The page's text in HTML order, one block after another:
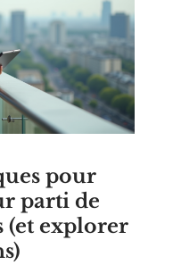
pour
parti de
(et explorer